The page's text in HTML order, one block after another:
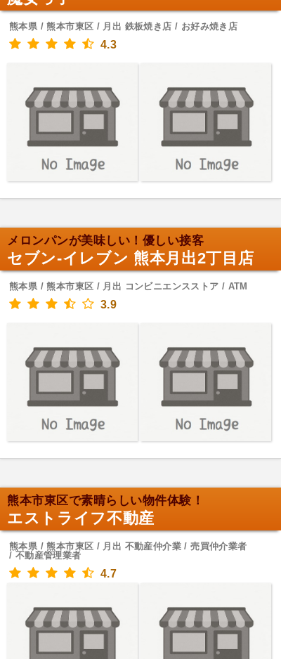
熊本県 / 熊本市東区 / 月出 鉄板焼き店 / お好み焼き店
4.3
メロンパンが美味しい！優しい接客
セブン-イレブン 熊本月出2丁目店
熊本県 / 熊本市東区 / 月出 コンビニエンスストア / ATM
3.9
熊本市東区で素晴らしい物件体験！
エストライフ不動産
熊本県 / 熊本市東区 / 月出 不動産仲介業 / 売買仲介業者
/ 不動産管理業者
4.7